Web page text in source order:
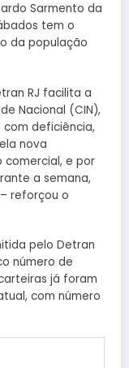
Sarmento da
tem o
da população
RJ facilita a
Nacional (CIN),
deficiência,
nova
comercial, e por
a semana,
reforçou o
pelo Detran
número de
já foram
com número